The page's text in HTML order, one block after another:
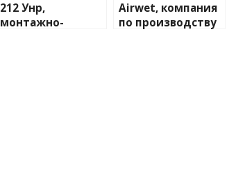
212 Унр,
монтажно-
Airwet, компания
по производству